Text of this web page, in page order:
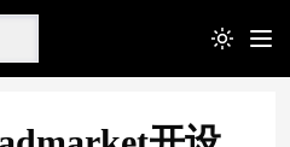
Toggle